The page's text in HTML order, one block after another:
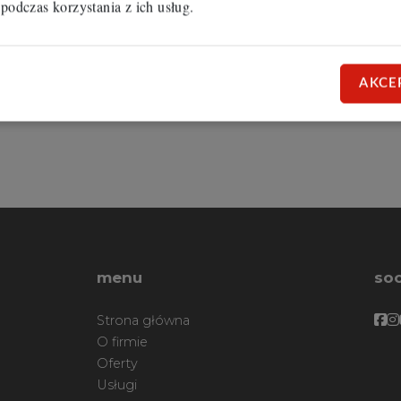
korzystania z ich usług.
menu
Strona główna
O firmie
Oferty
Usługi